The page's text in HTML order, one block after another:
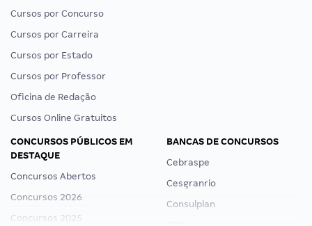
Cursos por Concurso
Cursos por Carreira
Cursos por Estado
Cursos por Professor
Oficina de Redação
Cursos Online Gratuitos
CONCURSOS PÚBLICOS EM
DESTAQUE
Concursos Abertos
Concursos 2026
Concursos 2025
BANCAS DE CONCURSOS
Cebraspe
Cesgranrio
Consulplan